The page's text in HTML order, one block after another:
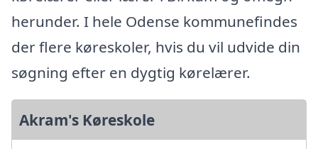
herunder. I hele Odense kommunefindes
der flere køreskoler, hvis du vil udvide din
søgning efter en dygtig kørelærer.
Akram's Køreskole